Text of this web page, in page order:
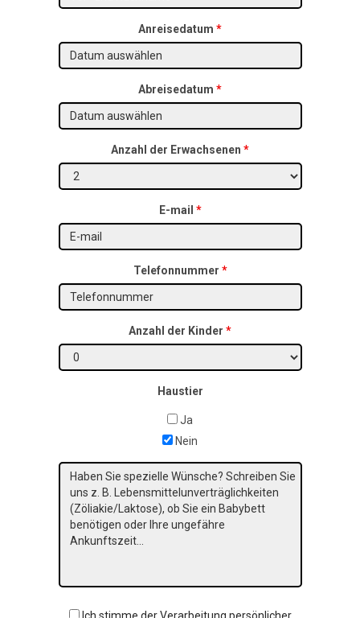
Anreisedatum *
Abreisedatum *
Anzahl der Erwachsenen *
E-mail *
Telefonnummer *
Anzahl der Kinder *
Haustier
Ja
Nein
Eine
Nachricht
GDPR